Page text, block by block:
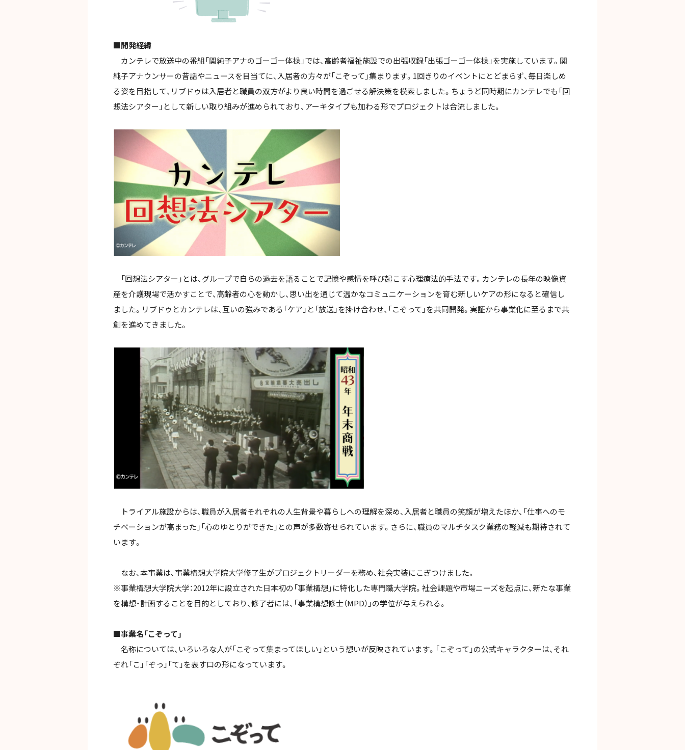
■開発経緯
カンテレで放送中の番組「関純子アナのゴーゴー体操」では、高齢者福祉施設での出張収録「出張ゴーゴー体操」を実施しています。関
純子アナウンサーの昔話やニュースを目当てに、入居者の方々が「こぞって」集まります。1回きりのイベントにとどまらず、毎日楽しめ
る姿を目指して、リブドゥは入居者と職員の双方がより良い時間を過ごせる解決策を模索しました。ちょうど同時期にカンテレでも「回
想法シアター」として新しい取り組みが進められており、アーキタイプも加わる形でプロジェクトは合流しました。
「回想法シアター」とは、グループで自らの過去を語ることで記憶や感情を呼び起こす心理療法的手法です。カンテレの長年の映像資
産を介護現場で活かすことで、高齢者の心を動かし、思い出を通じて温かなコミュニケーションを育む新しいケアの形になると確信し
ました。リブドゥとカンテレは、互いの強みである「ケア」と「放送」を掛け合わせ、「こぞって」を共同開発。実証から事業化に至るまで共
創を進めてきました。
トライアル施設からは、職員が入居者それぞれの人生背景や暮らしへの理解を深め、入居者と職員の笑顔が増えたほか、「仕事へのモ
チベーションが高まった」「心のゆとりができた」との声が多数寄せられています。さらに、職員のマルチタスク業務の軽減も期待されて
います。
なお、本事業は、事業構想大学院大学修了生がプロジェクトリーダーを務め、社会実装にこぎつけました。
※事業構想大学院大学：2012年に設立された日本初の「事業構想」に特化した専門職大学院。社会課題や市場ニーズを起点に、新たな事業
を構想・計画することを目的としており、修了者には、「事業構想修士（MPD）」の学位が与えられる。
■事業名「こぞって」
名称については、いろいろな人が「こぞって集まってほしい」という想いが反映されています。「こぞって」の公式キャラクターは、それ
ぞれ「こ」「ぞっ」「て」を表す口の形になっています。